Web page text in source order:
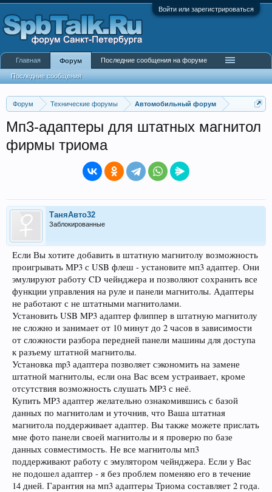
Войти или зарегистрироваться
Форум Технические форумы Автомобильный форум
Мп3-адаптеры для штатных магнитол
фирмы триома
ТаняАвто32
Заблокированные
Если Вы хотите добавить в штатную магнитолу возможность
проигрывать MP3 с USB флеш - установите мп3 адаптер. Они
эмулируют работу CD чейнджера и позволяют сохранить все
функции управления на руле и панели магнитолы. Адаптеры
не работают с не штатными магнитолами.
Установить USB MP3 адаптер флиппер в штатную магнитолу
не сложно и занимает от 10 минут до 2 часов в зависимости
от сложности разбора передней панели машины для доступа
к разъему штатной магнитолы.
Установка mp3 адаптера позволяет сэкономить на замене
штатной магнитолы, если она Вас всем устраивает, кроме
отсутствия возможность слушать MP3 с неё.
Купить MP3 адаптер желательно ознакомившись с базой
данных по магнитолам и уточнив, что Ваша штатная
магнитола поддерживает адаптер. Вы также можете прислать
мне фото панели своей магнитолы и я проверю по базе
данных совместимость. Не все магнитолы мп3
поддерживают работу с эмулятором чейнджера. Если у Вас
не подошел адаптер - я без проблем поменяю его в течение
14 дней. Гарантия на мп3 адаптеры Триома составляет 2 года.
Главная Форум
Последние сообщения
Последние сообщения на форуме